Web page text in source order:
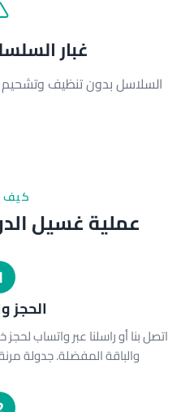
غبار
السلاسل بدون تنظيف وتشحيم
كيف
عملية غسيل
الحجز
اتصل بنا أو راسلنا عبر واتساب
والباقة المفضلة. جدولة